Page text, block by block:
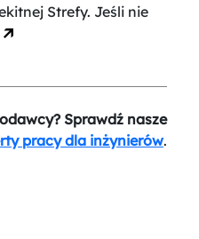
Strefy. Jeśli nie
Sprawdź nasze
pracy dla inżynierów.